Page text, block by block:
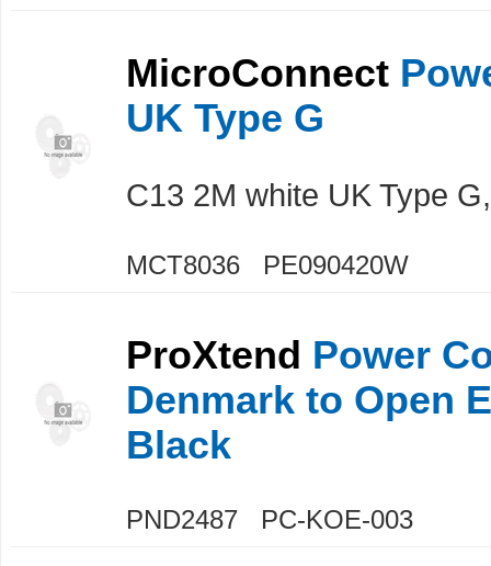
MicroConnect
UK Type G
C13 2M white UK Type
MCT8036 PE090420W
ProXtend Power
Denmark to Open
Black
PND2487 PC-KOE-003